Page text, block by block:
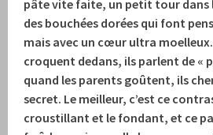
pâte vite faite, un petit tour
des bouchées dorées qui font
mais avec un cœur ultra
croquent dedans, ils parlent de «
quand les parents goûtent, ils
secret. Le meilleur, c’est ce
croustillant et le fondant, et ce